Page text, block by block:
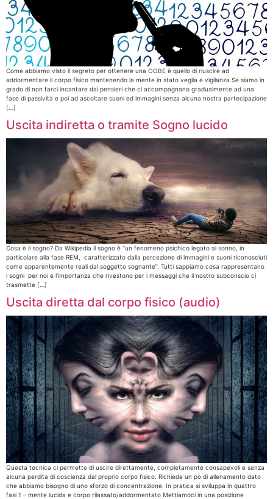
Come abbiamo visto il segreto per ottenere una OOBE è quello di riuscire ad
addormentare il corpo fisico mantenendo la mente in stato veglia e vigilanza.Se siamo in
grado di non farci incantare dai pensieri che ci accompagnano gradualmente ad una
fase di passività e poi ad ascoltare suoni ed immagini senza alcuna nostra partecipazione
[…]
Uscita indiretta o tramite Sogno lucido
Cosa è il sogno? Da Wikipedia il sogno è “un fenomeno psichico legato al sonno, in
particolare alla fase REM, caratterizzato dalla percezione di immagini e suoni riconosciuti
come apparentemente reali dal soggetto sognante”. Tutti sappiamo cosa rappresentano
i sogni per noi e l’importanza che rivestono per i messaggi che il nostro subconscio ci
trasmette […]
Uscita diretta dal corpo fisico (audio)
Questa tecnica ci permette di uscire direttamente, completamente consapevoli e senza
alcuna perdita di coscienza dal proprio corpo fisico. Richiede un pò di allenamento dato
che abbiamo bisogno di uno sforzo di concentrazione. In pratica si sviluppa in quattro
fasi 1 – mente lucida e corpo rilassato/addormentato Mettiamoci in una posizione